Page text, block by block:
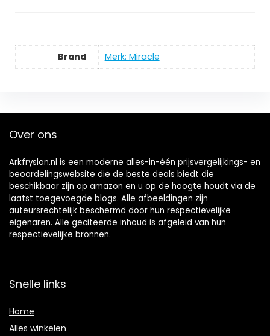
Brand Merk: Miracle
Over ons
Arkfryslan.nl is een moderne alles-in-één prijsvergelijkings- en
beoordelingswebsite die de beste deals biedt die
beschikbaar zijn op amazon en u op de hoogte houdt via de
laatst toegevoegde blogs. Alle afbeeldingen zijn
auteursrechtelijk beschermd door hun respectievelijke
eigenaren. Alle geciteerde inhoud is afgeleid van hun
respectievelijke bronnen.
Snelle links
Home
Alles winkelen